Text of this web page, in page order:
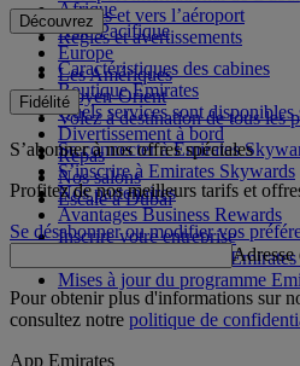
Depuis et vers l’aéroport
Règles et avertissements
Afrique
Asie-Pacifique
Europe
Les Amériques
Moyen-Orient
Volez à destination de tous les
Découvrez
Caractéristiques des cabines
Boutique Emirates
Quels services sont
Divertissement à bord
Repas
Nos salons
Escale à Dubai
Fidélité
Se connecter à Emirates
S’inscrire à Emirates Skywards
Nos partenaires
Avantages Business Rewards
Inscrire votre entreprise
Règles du programme
Mises à jour du programme
S’abonner à nos offres spéciales
Profitez de nos meilleurs tarifs et
Se désabonner ou modifier vos
Adresse
Pour obtenir plus d'informations sur
consultez notre politique de
App Emirates